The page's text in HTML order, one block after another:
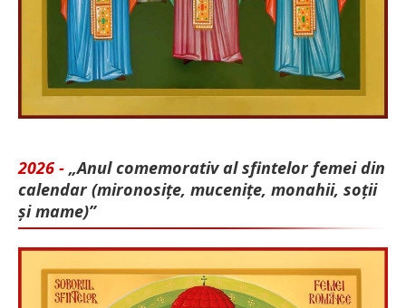
2026 - „Anul comemorativ al sfintelor femei din
calendar (mironosițe, mu­cenițe, monahii, soții
și mame)”